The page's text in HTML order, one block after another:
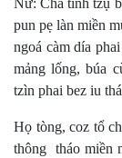
Nữ: Chà tình tzụ
pun pẹ làn miền
ngoá càm día
mảng lống, búa
tzìn phai bez iu
Họ tòng, coz tổ
thông tháo miền